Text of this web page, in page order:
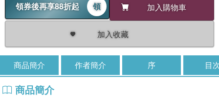
領券後再享88折起
領 加入購物車
加入收藏
商品簡介 作者簡介 序 目
商品簡介